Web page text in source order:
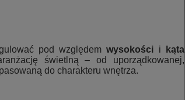
pod względemwysokości i
kąta
świetlną – od uporządkowanej,
do charakteru wnętrza.